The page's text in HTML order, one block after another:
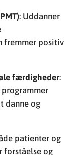
: Uddanner
fremmer positiv
færdigheder:
programmer
danne og
patienter og
forståelse og